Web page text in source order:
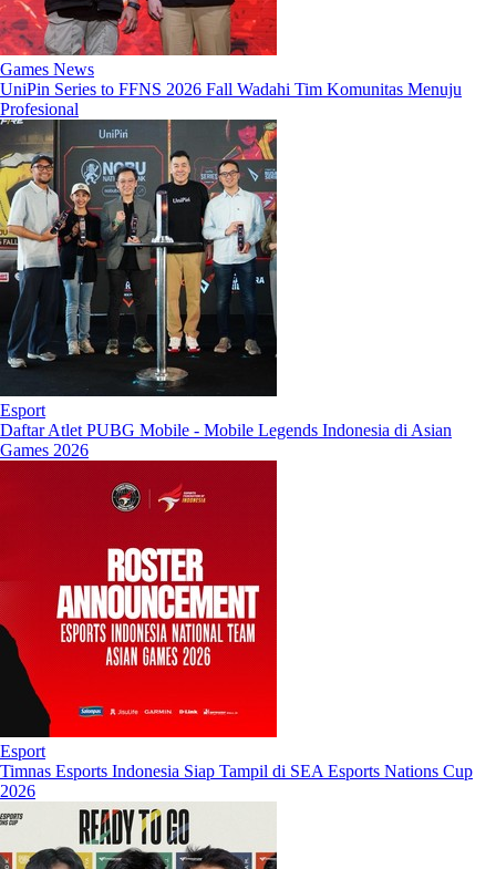
Games News
UniPin Series to FFNS 2026 Fall Wadahi Tim Komunitas Menuju
Profesional
Esport
Daftar Atlet PUBG Mobile - Mobile Legends Indonesia di Asian
Games 2026
Esport
Timnas Esports Indonesia Siap Tampil di SEA Esports Nations Cup
2026